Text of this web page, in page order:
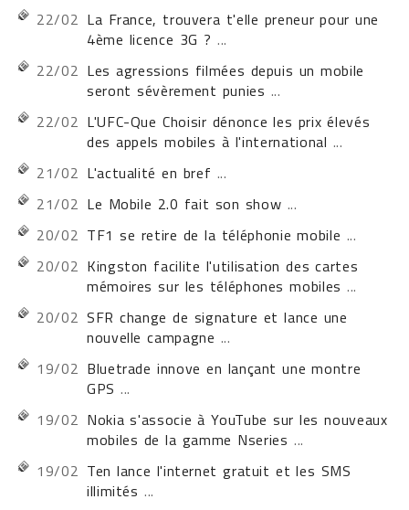
22/02 La France, trouvera t'elle preneur pour une
4ème licence 3G ? ...
22/02 Les agressions filmées depuis un mobile
seront sévèrement punies ...
22/02 L'UFC-Que Choisir dénonce les prix élevés
des appels mobiles à l'international ...
21/02 L'actualité en bref ...
21/02 Le Mobile 2.0 fait son show ...
20/02 TF1 se retire de la téléphonie mobile ...
20/02 Kingston facilite l'utilisation des cartes
mémoires sur les téléphones mobiles ...
20/02 SFR change de signature et lance une
nouvelle campagne ...
19/02 Bluetrade innove en lançant une montre
GPS ...
19/02 Nokia s'associe à YouTube sur les nouveaux
mobiles de la gamme Nseries ...
19/02 Ten lance l'internet gratuit et les SMS
illimités ...